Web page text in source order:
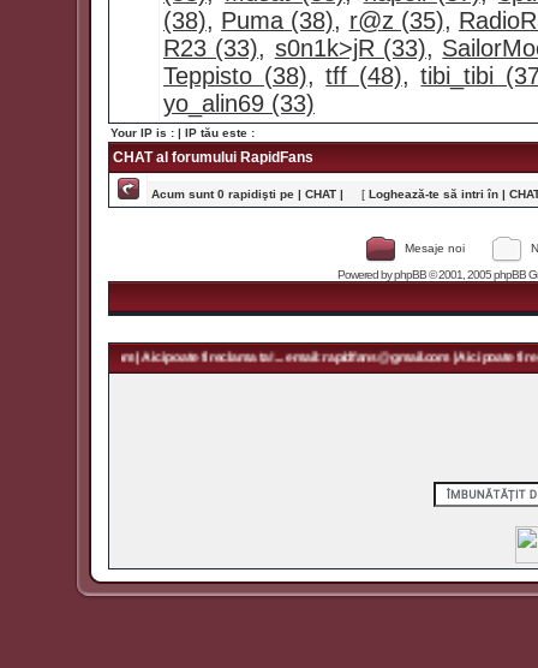
(38), Puma (38), r@z (35),
R23 (33), s0n1k>jR (33),
Teppisto (38),tff (48),tibi_tibi
yo_alin69 (33)
Your IP is : | IP tău este :
CHAT al forumului RapidFans
Acum sunt 0 rapidişti pe | CHAT | [ Loghează-te să intri în |
Mesaje noi
Powered byphpBB© 2001, 2005 phpBB
| Aici poate fi reclama ta! ... email: rapidfans@gmail.com | Aici poate fi